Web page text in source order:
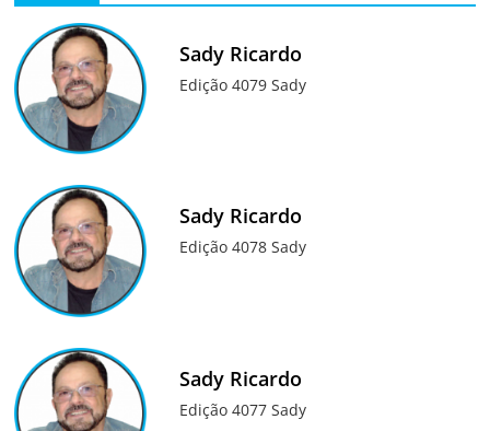
Sady Ricardo
Edição 4079 Sady
Sady Ricardo
Edição 4078 Sady
Sady Ricardo
Edição 4077 Sady